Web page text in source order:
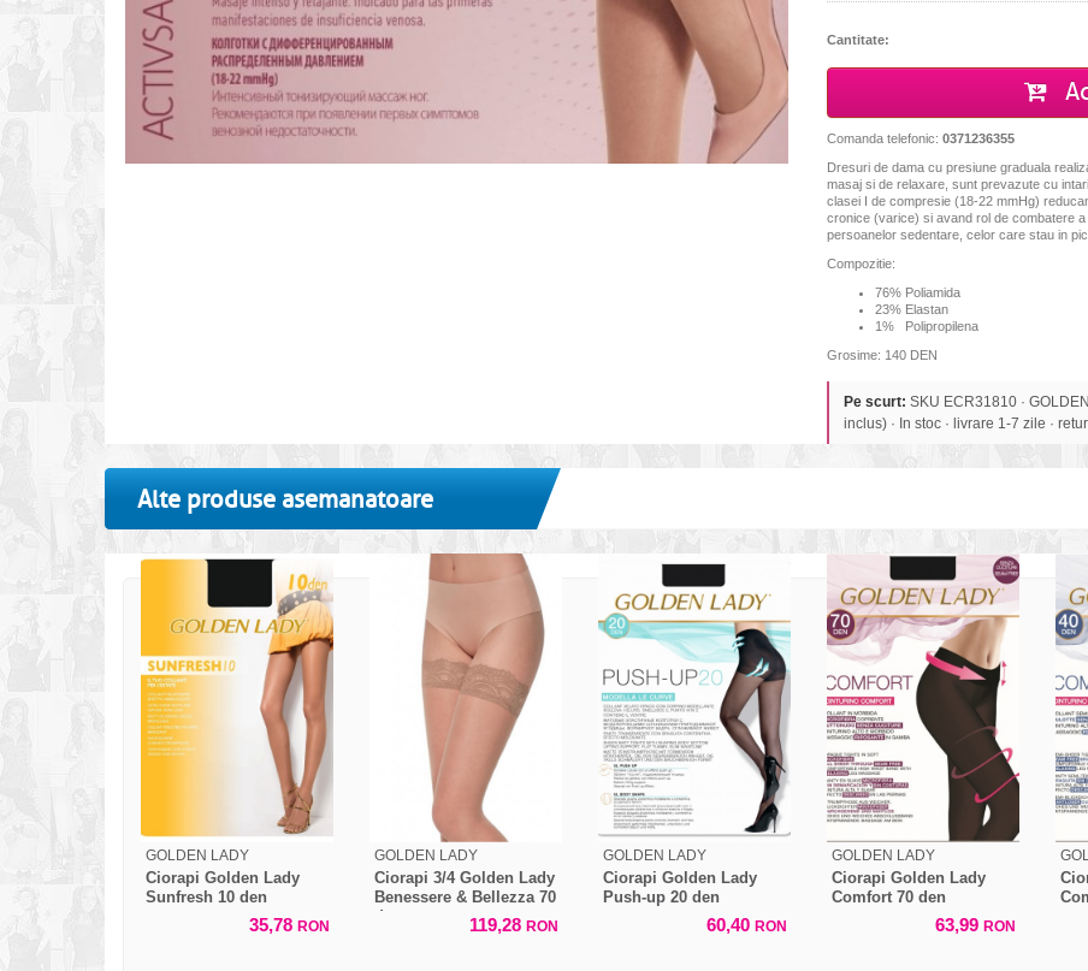
Cantitate:
Comanda telefonic: 0371236355
Dresuri de dama cu presiune graduala
masaj si de relaxare, sunt prevazute cu
clasei I de compresie (18-22 mmHg)
cronice (varice) si avand rol de combatere
persoanelor sedentare, celor care stau in
Compozitie:
76% Poliamida
23% Elastan
1% Polipropilena
Grosime: 140 DEN
Pe scurt: SKU ECR31810 ·
inclus) · In stoc · livrare 1-7 zile ·
Alte produse asemanatoare
GOLDEN LADY
Ciorapi Golden Lady
Sunfresh 10 den
35,78 RON
GOLDEN LADY
Ciorapi 3/4 Golden Lady
Benessere & Bellezza 70
den
119,28 RON
GOLDEN LADY
Ciorapi Golden Lady
Push-up 20 den
60,40 RON
GOLDEN LADY
Ciorapi Golden Lady
Comfort 70 den
63,99 RON